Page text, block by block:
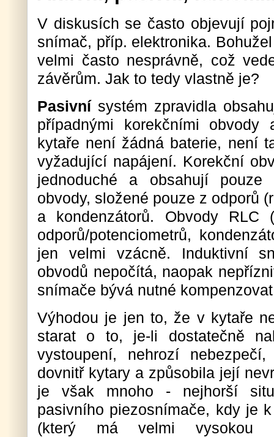
V diskusích se často objevují
snímač, příp. elektronika.
velmi často nesprávně, což
závěrům. Jak to tedy vlastně je?
Pasivnísystém zpravidla
případnými korekčními
kytaře není žádná baterie, není
vyžadující napájení. Korekční
jednoduché a obsahují
obvody, složené pouze z odporů
a kondenzátorů. Obvody RLC
odporů/potenciometrů,
jen velmi vzácně. Induktivní
obvodů nepočítá, naopak
snímače bývá nutné
Výhodou je jen to, že v kytaře
starat o to, je-li dostatečně
vystoupení, nehrozí
dovnitř kytary a způsobila její
je však mnoho - nejhorší
pasivního piezosnímače, kdy je
(který má velmi vysokou